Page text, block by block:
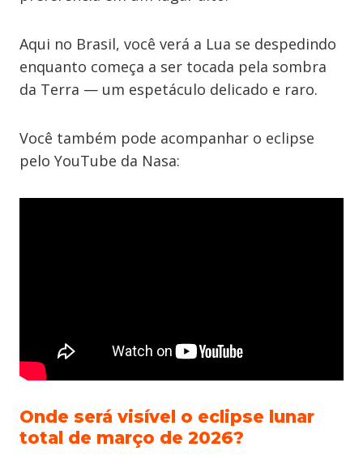
Aqui no Brasil, você verá a Lua se despedindo
enquanto começa a ser tocada pela sombra
da Terra — um espetáculo delicado e raro.
Você também pode acompanhar o eclipse
pelo YouTube da Nasa:
Onde será visível o eclipse lunar
total de março de 2026?